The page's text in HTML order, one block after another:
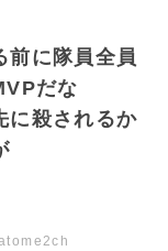
前に隊員全員
だな
に殺されるか